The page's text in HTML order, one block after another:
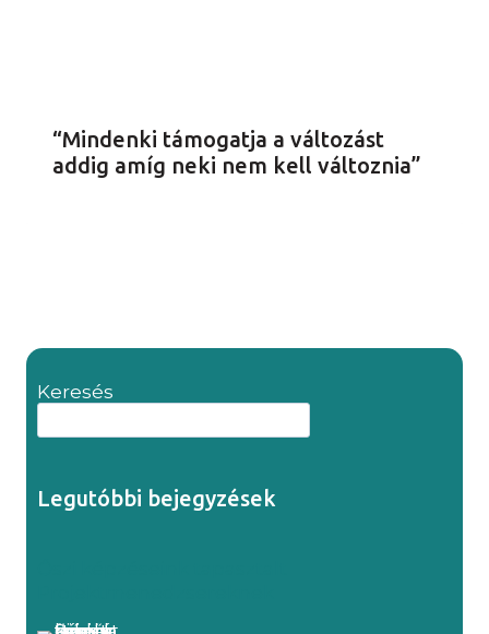
“Mindenki támogatja a változást
addig amíg neki nem kell változnia”
Keresés
Legutóbbi bejegyzések